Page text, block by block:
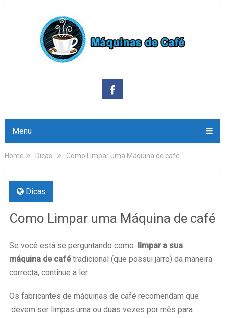
Menu
Home Dicas Como Limpar uma Máquina de café
Dicas
Como Limpar uma Máquina de café
Se você está se perguntando como limpar a sua
máquina de cafétradicional (que possui jarro) da maneira
correcta, continue a ler.
Os fabricantes de máquinas de café recomendam que
devem ser limpas uma ou duas vezes por mês para